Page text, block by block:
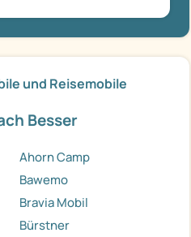
und Reisemobile
Besser
Ahorn Camp
Bawemo
Bravia Mobil
Bürstner